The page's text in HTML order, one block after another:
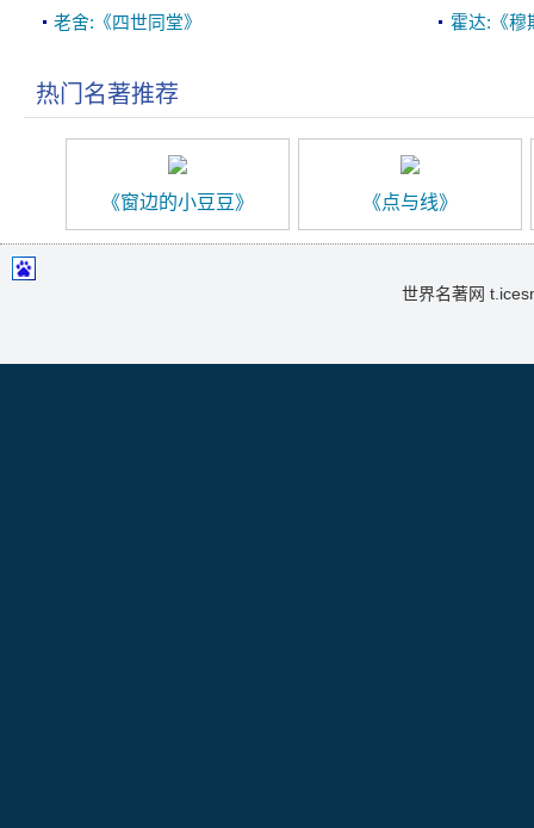
老舍:《四世同堂》
霍达:《穆
热门名著推荐
《窗边的小豆豆》 《点与线》
世界名著网